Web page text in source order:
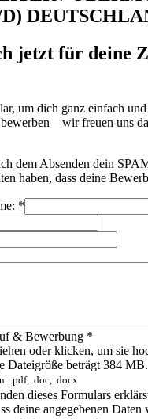
jetzt für deine
um dich ganz einfach
– wir freuen uns
dem Absenden dein
haben, dass deine
*
& Bewerbung *
oder klicken, um sie
Dateigröße beträgt 384 MB.
.pdf, .doc, .docx
dieses Formulars
deine angegebenen Daten